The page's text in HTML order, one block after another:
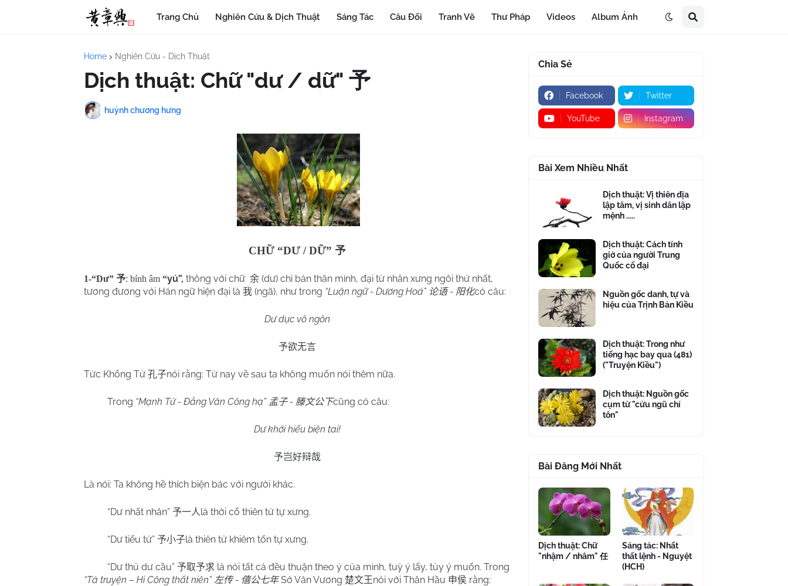
Trang Chủ Nghiên Cứu & Dịch Thuật Sáng Tác Câu Đối Tranh Vẽ Thư Pháp Videos Album Ảnh
Home Nghiên Cứu - Dịch Thuật
Dịch thuật: Chữ "dư / dữ" 予
huỳnh chương hưng
CHỮ “DƯ / DỮ” 予
1-“Dư” 予: bính âm “yú”, thông với chữ 余 (dư) chỉ bản thân mình, đại từ nhân xưng ngôi thứ nhất,
tương đương với Hán ngữ hiện đại là 我 (ngã), như trong “Luận ngữ - Dương Hoá” 论语- 阳化có câu:
Dư dục vô ngôn
予欲无言
Tức Khổng Tử 孔子nói rằng: Từ nay về sau ta không muốn nói thêm nữa.
Trong “Mạnh Tử - Đằng Văn Công hạ” 孟子- 滕文公下cũng có câu:
Dư khởi hiếu biện tai!
予岂好辩哉
Là nói: Ta không hề thích biện bác với người khác.
“Dư nhất nhân” 予一人là thời cổ thiên tử tự xưng.
“Dư tiểu tử” 予小子là thiên tử khiêm tốn tự xưng.
“Dư thủ dư cầu” 予取予求 là nói tất cả đều thuận theo ý của mình, tuỳ ý lấy, tùy ý muốn. Trong
“Tả truyện – Hi Công thất niên” 左传- 僖公七年 Sở Văn Vương 楚文王nói với Thân Hầu 申侯 rằng:
Chia Sẻ
Facebook Twitter
YouTube Instagram
Bài Xem Nhiều Nhất
Dịch thuật: Vị thiên địa
lập tâm, vị sinh dân lập
mệnh .....
Dịch thuật: Cách tính
giờ của người Trung
Quốc cổ đại
Nguồn gốc danh, tự và
hiệu của Trịnh Bản Kiều
Dịch thuật: Trong như
tiếng hạc bay qua (481)
("Truyện Kiều")
Dịch thuật: Nguồn gốc
cụm từ "cửu ngũ chí
tôn"
Bài Đăng Mới Nhất
Dịch thuật: Chữ
"nhậm / nhâm" 任
Sáng tác: Nhất
thất lệnh - Nguyệt
(HCH)